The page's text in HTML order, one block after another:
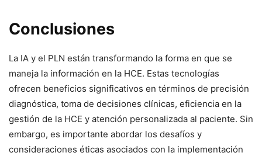
Conclusiones
La IA y el PLN están transformando la forma en que se
maneja la información en la HCE. Estas tecnologías
ofrecen beneficios significativos en términos de precisión
diagnóstica, toma de decisiones clínicas, eficiencia en la
gestión de la HCE y atención personalizada al paciente. Sin
embargo, es importante abordar los desafíos y
consideraciones éticas asociados con la implementación